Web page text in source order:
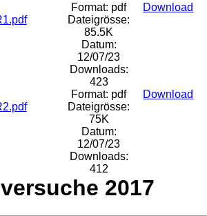
Format: pdf
Dateigrösse:
85.5K
Datum:
12/07/23
Downloads:
423
Download
Format: pdf
Dateigrösse:
75K
Datum:
12/07/23
Downloads:
412
Download
2017